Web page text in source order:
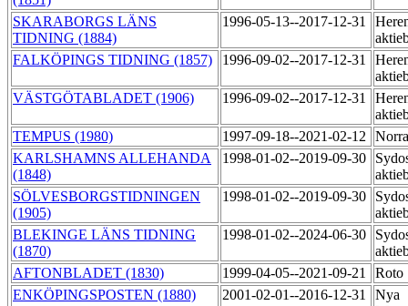
SKARABORGS LÄNS
TIDNING (1884)
1996-05-13--2017-12-31
FALKÖPINGS TIDNING (1857)
1996-09-02--2017-12-31
VÄSTGÖTABLADET (1906)
1996-09-02--2017-12-31
TEMPUS (1980)
1997-09-18--2021-02-12
KARLSHAMNS ALLEHANDA
(1848)
1998-01-02--2019-09-30
SÖLVESBORGSTIDNINGEN
(1905)
1998-01-02--2019-09-30
BLEKINGE LÄNS TIDNING
(1870)
1998-01-02--2024-06-30
AFTONBLADET (1830)
1999-04-05--2021-09-21
Roto
ENKÖPINGSPOSTEN (1880)
2001-02-01--2016-12-31
Nya